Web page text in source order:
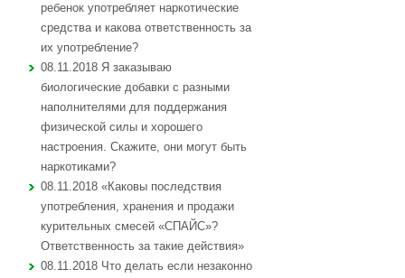
ребенок употребляет наркотические
средства и какова ответственность за
их употребление?
08.11.2018 Я заказываю
биологические добавки с разными
наполнителями для поддержания
физической силы и хорошего
настроения. Скажите, они могут быть
наркотиками?
08.11.2018 «Каковы последствия
употребления, хранения и продажи
курительных смесей «СПАЙС»?
Ответственность за такие действия»
08.11.2018 Что делать если незаконно